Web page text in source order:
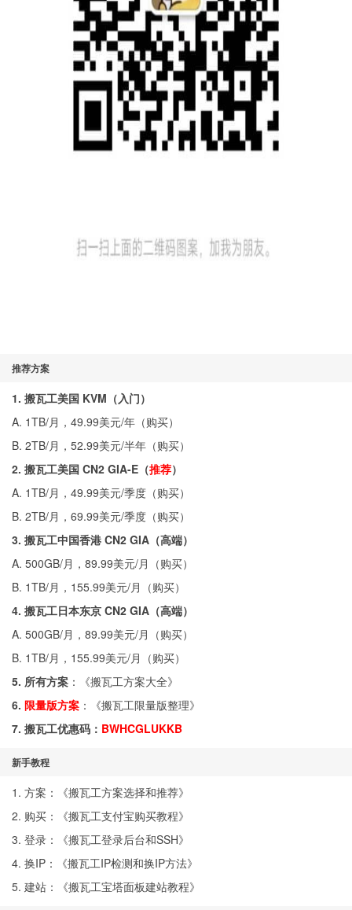
推荐方案
1. 搬瓦工美国 KVM（入门）
A. 1TB/月，49.99美元/年（购买）
B. 2TB/月，52.99美元/半年（购买）
2. 搬瓦工美国 CN2 GIA-E（推荐）
A. 1TB/月，49.99美元/季度（购买）
B. 2TB/月，69.99美元/季度（购买）
3. 搬瓦工中国香港 CN2 GIA（高端）
A. 500GB/月，89.99美元/月（购买）
B. 1TB/月，155.99美元/月（购买）
4. 搬瓦工日本东京 CN2 GIA（高端）
A. 500GB/月，89.99美元/月（购买）
B. 1TB/月，155.99美元/月（购买）
5. 所有方案 ：《搬瓦工方案大全》
6. 限量版方案 ：《搬瓦工限量版整理》
7. 搬瓦工优惠码： BWHCGLUKKB
新手教程
1. 方案：《搬瓦工方案选择和推荐》
2. 购买：《搬瓦工支付宝购买教程》
3. 登录：《搬瓦工登录后台和SSH》
4. 换IP：《搬瓦工IP检测和换IP方法》
5. 建站：《搬瓦工宝塔面板建站教程》